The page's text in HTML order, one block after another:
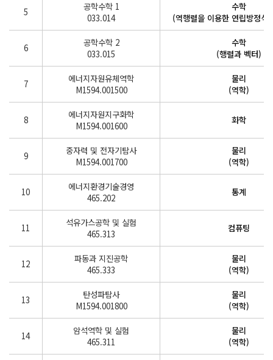
5
공학수학 1
033.014
수학
(역행렬을 이용한 연립방정식
6
공학수학 2
033.015
수학
(행렬과 벡터)
7
에너지자원유체역학
M1594.001500
물리
(역학)
8
에너지자원지구화학
M1594.001600
화학
9
중자력 및 전자기탐사
M1594.001700
물리
(역학)
10
에너지환경기술경영
465.202
통계
11
석유가스공학 및 실험
465.313
컴퓨팅
12
파동과 지진공학
465.333
물리
(역학)
13
탄성파탐사
M1594.001800
물리
(역학)
14
암석역학 및 실험
465.311
물리
(역학)